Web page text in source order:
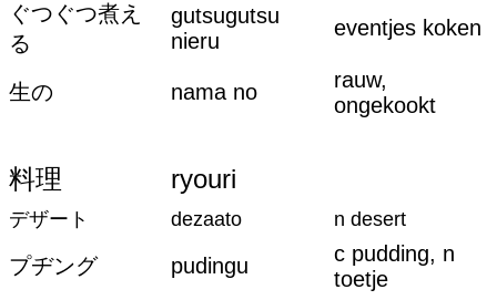
ぐつぐつ煮え
る
gutsugutsu
nieru
eventjes koken
生の nama no
rauw,
ongekookt
料理 ryouri
デザート dezaato n desert
プヂング pudingu
c pudding, n
toetje